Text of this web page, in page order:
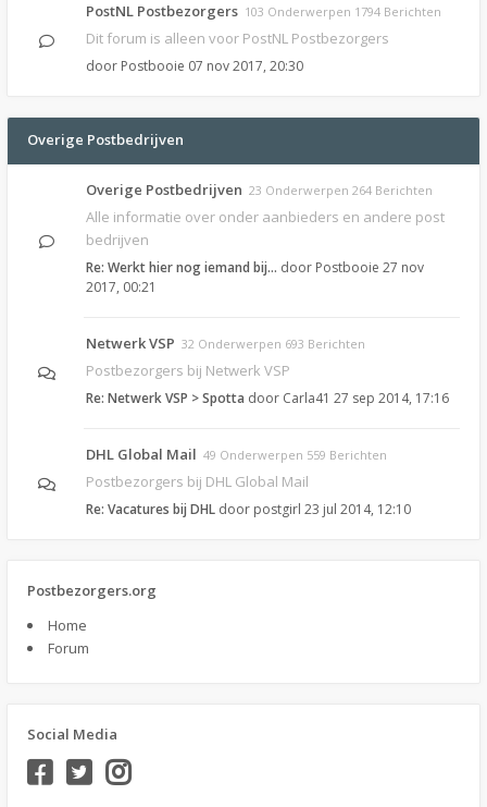
PostNL Postbezorgers 103 Onderwerpen 1794 Berichten
Dit forum is alleen voor PostNL Postbezorgers
door Postbooie 07 nov 2017, 20:30
Overige Postbedrijven
Overige Postbedrijven 23 Onderwerpen 264 Berichten
Alle informatie over onder aanbieders en andere post
bedrijven
Re: Werkt hier nog iemand bij… door Postbooie 27 nov
2017, 00:21
Netwerk VSP 32 Onderwerpen 693 Berichten
Postbezorgers bij Netwerk VSP
Re: Netwerk VSP > Spotta door Carla41 27 sep 2014, 17:16
DHL Global Mail 49 Onderwerpen 559 Berichten
Postbezorgers bij DHL Global Mail
Re: Vacatures bij DHL door postgirl 23 jul 2014, 12:10
Postbezorgers.org
Home
Forum
Social Media